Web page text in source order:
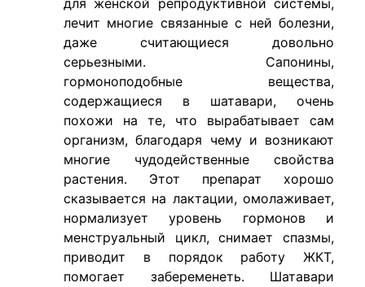
для женской репродуктивной системы,
лечит многие связанные с ней болезни,
даже считающиеся довольно
серьезными. Сапонины,
гормоноподобные вещества,
содержащиеся в шатавари, очень
похожи на те, что вырабатывает сам
организм, благодаря чему и возникают
многие чудодейственные свойства
растения. Этот препарат хорошо
сказывается на лактации, омолаживает,
нормализует уровень гормонов и
менструальный цикл, снимает спазмы,
приводит в порядок работу ЖКТ,
помогает забеременеть. Шатавари